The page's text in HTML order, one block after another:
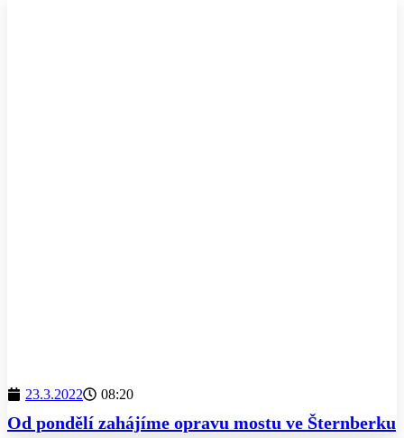
23.3.2022 08:20
Od pondělí zahájíme opravu mostu ve Šternberku